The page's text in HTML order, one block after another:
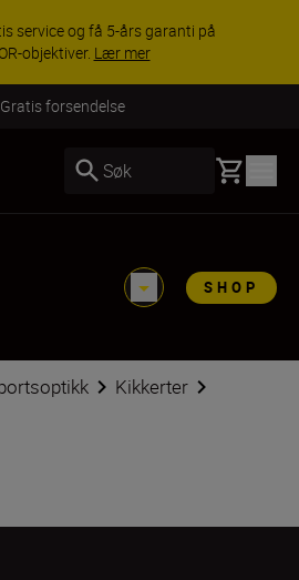
service og få 5-års garanti på
objektiver. Lær mer
Gratis forsendelse
Søk Basket
SHOP
Kikkerter